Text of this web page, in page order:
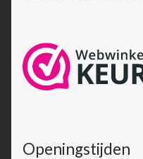
Openingstijden